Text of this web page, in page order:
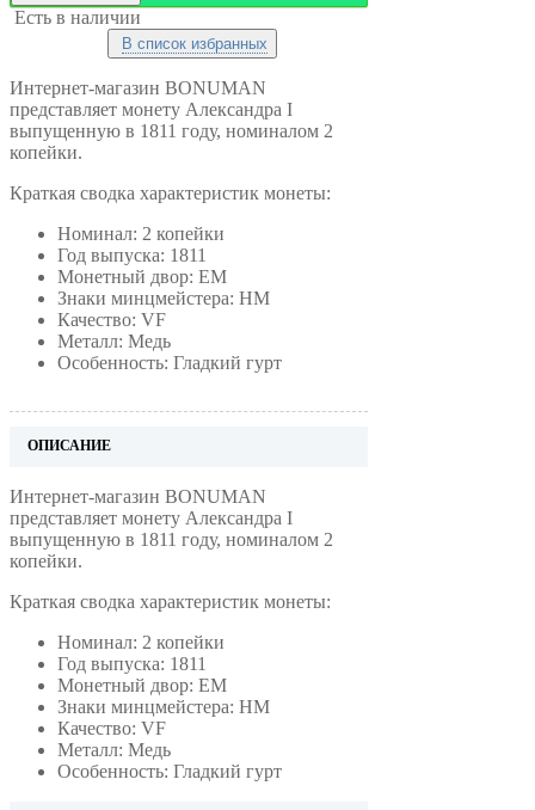
Есть в наличии
В список избранных
Интернет-магазин BONUMAN
представляет монету Александра I
выпущенную в 1811 году, номиналом 2
копейки.
Краткая сводка характеристик монеты:
Номинал: 2 копейки
Год выпуска: 1811
Монетный двор: ЕМ
Знаки минцмейстера: НМ
Качество: VF
Металл: Медь
Особенность: Гладкий гурт
ОПИСАНИЕ
Интернет-магазин BONUMAN
представляет монету Александра I
выпущенную в 1811 году, номиналом 2
копейки.
Краткая сводка характеристик монеты:
Номинал: 2 копейки
Год выпуска: 1811
Монетный двор: ЕМ
Знаки минцмейстера: НМ
Качество: VF
Металл: Медь
Особенность: Гладкий гурт